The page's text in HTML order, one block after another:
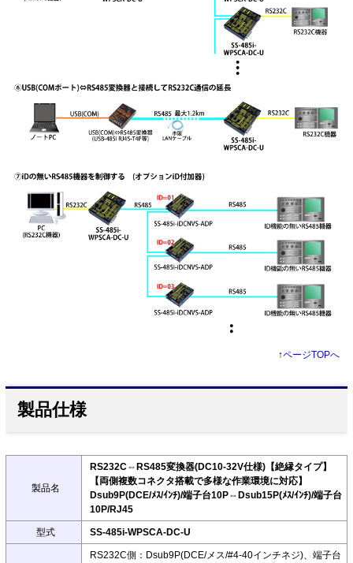
↑ページTOPへ
製品仕様
製品名
RS232C⇔RS485変換器(DC10-32V仕様)【絶縁タイプ】
【両側複数コネクタ搭載で多様な作業環境に対応】
Dsub9P(DCE/ﾒｽ/ｲﾝﾁ)/端子台10P⇔Dsub15P(ﾒｽ/ｲﾝﾁ)/端子台
10P/RJ45
型式 SS-485i-WPSCA-DC-U
RS232C側：Dsub9P(DCE/メス/#4-40インチネジ)、端子台